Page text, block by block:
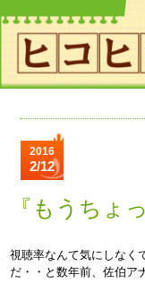
2016
2/12
『もうちょ
視聴率なんて気にしなく
だ・・と数年前、佐伯ア